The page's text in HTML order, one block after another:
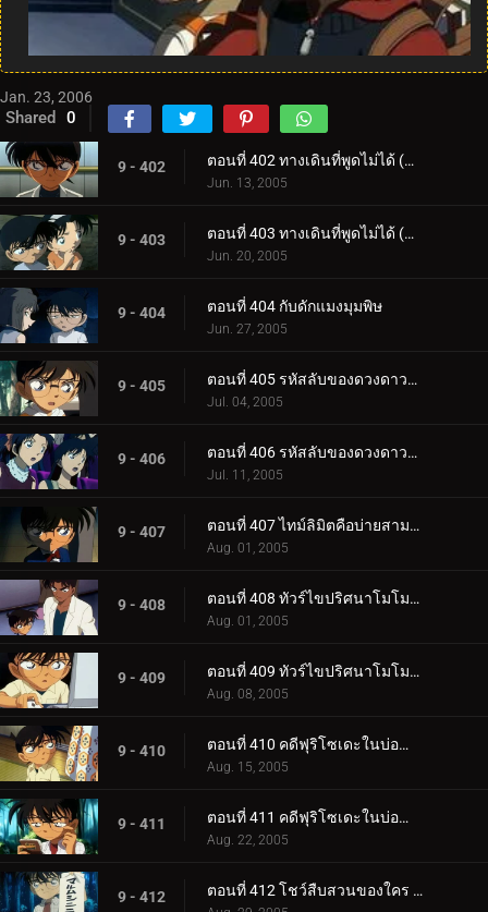
Jan. 23, 2006
Shared 0
9 - 402 ตอนที่ 402 ทางเดินที่พูดไม่ได้ (ตอนแรก)
Jun. 13, 2005
9 - 403 ตอนที่ 403 ทางเดินที่พูดไม่ได้ (ตอนจบ)
Jun. 20, 2005
9 - 404 ตอนที่ 404 กับดักแมงมุมพิษ
Jun. 27, 2005
9 - 405 ตอนที่ 405 รหัสลับของดวงดาวและบุหรี่ (ตอนแรก)
Jul. 04, 2005
9 - 406 ตอนที่ 406 รหัสลับของดวงดาวและบุหรี่ (ตอนจบ)
Jul. 11, 2005
9 - 407 ตอนที่ 407 ไทม์ลิมิตคือบ่ายสามโมง
Aug. 01, 2005
9 - 408 ตอนที่ 408 ทัวร์ไขปริศนาโมโมทาโร่ (ตอนแรก)
Aug. 01, 2005
9 - 409 ตอนที่ 409 ทัวร์ไขปริศนาโมโมทาโร่ (ตอนจบ)
Aug. 08, 2005
9 - 410 ตอนที่ 410 คดีฟุริโซเดะในบ่อน้ำแร่กลางหิมะ (ตอนแรก)
Aug. 15, 2005
9 - 411 ตอนที่ 411 คดีฟุริโซเดะในบ่อน้ำแร่กลางหิมะ (ตอนจบ)
Aug. 22, 2005
9 - 412 ตอนที่ 412 โชว์สืบสวนของใคร (ตอนแรก)